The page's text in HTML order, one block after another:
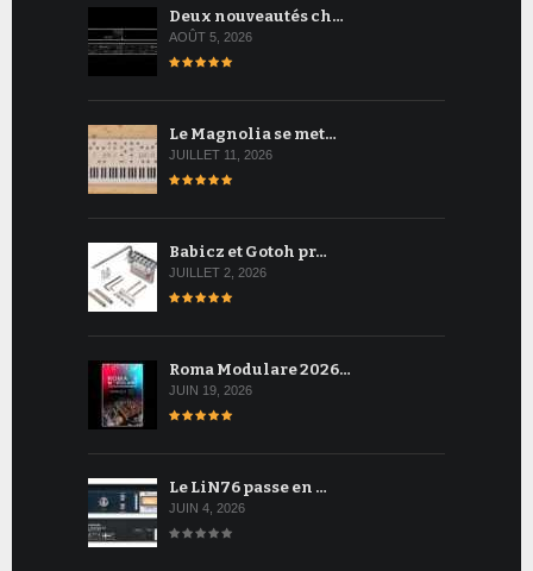
Deux nouveautés ch…
AOÛT 5, 2026
Le Magnolia se met…
JUILLET 11, 2026
Babicz et Gotoh pr…
JUILLET 2, 2026
Roma Modulare 2026…
JUIN 19, 2026
Le LiN76 passe en …
JUIN 4, 2026